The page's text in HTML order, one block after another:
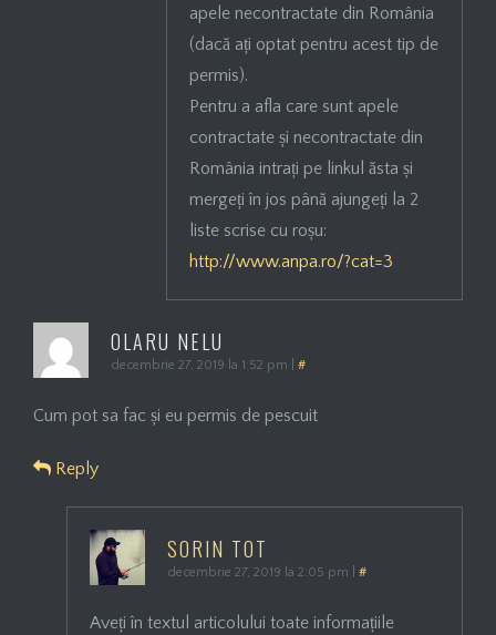
apele necontractate din România
(dacă ați optat pentru acest tip de
permis).
Pentru a afla care sunt apele
contractate și necontractate din
România intrați pe linkul ăsta și
mergeți în jos până ajungeți la 2
liste scrise cu roșu:
http://www.anpa.ro/?cat=3
OLARU NELU
decembrie 27, 2019 la 1:52 pm #
Cum pot sa fac și eu permis de pescuit
Reply
SORIN TOT
decembrie 27, 2019 la 2:05 pm #
Aveți în textul articolului toate informațiile